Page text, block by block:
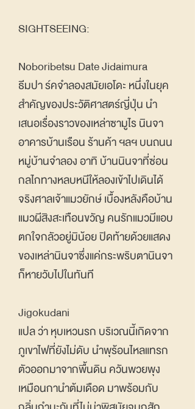
SIGHTSEEING:
Noboribetsu Date Jidaimura
ธีมปา ร์คจำลองสมัยเอโดะ หนึ่งในยุค
สำคัญของประวัติศาสตร์ญี่ปุ่น นำ
เสนอเรื่องราวของเหล่าซามูไร นินจา
อาคารบ้านเรือน ร้านค้า ฯลฯ บนถนน
หมู่บ้านจำลอง อาทิ บ้านนินจาที่ซ่อน
กลไกทางหลบหนีให้ลองเข้าไปเดินได้
จริงศาลเจ้าแมวยักษ์ เบื้องหลังคือบ้าน
แมวผีสิงสะเทือนขวัญ คนรักแมวมีแอบ
ตกใจกลัวอยู่มิน้อย ปิดท้ายด้วยแสดง
ของเหล่านินจาซึ่งแค่กระพริบตานินจา
ก็หายวับไปในทันที
Jigokudani
แปล ว่า หุบเหวนรก บริเวณนี้เกิดจาก
ภูเขาไฟที่ยังไม่ดับ นำพุร้อนไหลแทรก
ตัวออกมาจากพื้นดิน ควันพวยพุง
เหมือนกานำต้มเดือด มาพร้อมกับ